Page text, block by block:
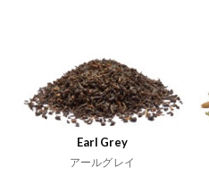
Earl Grey
アールグレイ